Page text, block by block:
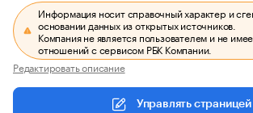
Информация носит справочный характер и
основании данных из открытых источников.
Компания не является пользователем и не
отношений с сервисом РБК Компании.
Редактировать описание
Управлять страницей